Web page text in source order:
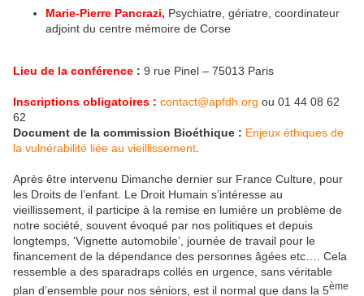
Marie-Pierre Pancrazi, Psychiatre, gériatre, coordinateur
adjoint du centre mémoire de Corse
Lieu de la conférence : 9 rue Pinel – 75013 Paris
Inscriptions obligatoires : contact@apfdh.org ou 01 44 08 62
62
Document de la commission Bioéthique : Enjeux éthiques de
la vulnérabilité liée au vieillissement
Après être intervenu Dimanche dernier sur France Culture, pour
les Droits de l’enfant. Le Droit Humain s’intéresse au
vieillissement, il participe à la remise en lumière un problème de
notre société, souvent évoqué par nos politiques et depuis
longtemps, ‘Vignette automobile’, journée de travail pour le
financement de la dépendance des personnes âgées etc…. Cela
ressemble a des sparadraps collés en urgence, sans véritable
plan d’ensemble pour nos séniors, est il normal que dans la 5ème